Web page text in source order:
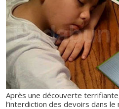
Après une découverte
l’interdiction des devoirs dans le